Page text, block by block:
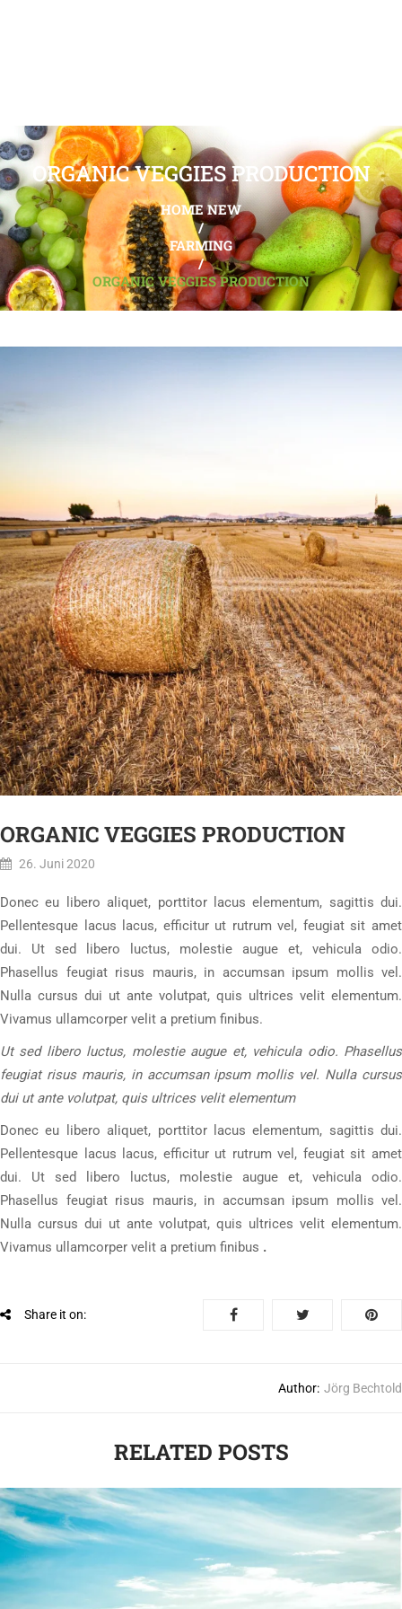
ORGANIC VEGGIES PRODUCTION
HOME NEW
/
FARMING
/
ORGANIC VEGGIES PRODUCTION
ORGANIC VEGGIES PRODUCTION
26. Juni 2020
Donec eu libero aliquet, porttitor lacus elementum, sagittis dui.
Pellentesque lacus lacus, efficitur ut rutrum vel, feugiat sit amet
dui. Ut sed libero luctus, molestie augue et, vehicula odio.
Phasellus feugiat risus mauris, in accumsan ipsum mollis vel.
Nulla cursus dui ut ante volutpat, quis ultrices velit elementum.
Vivamus ullamcorper velit a pretium finibus.
Ut sed libero luctus, molestie augue et, vehicula odio. Phasellus
feugiat risus mauris, in accumsan ipsum mollis vel. Nulla cursus
dui ut ante volutpat, quis ultrices velit elementum
Donec eu libero aliquet, porttitor lacus elementum, sagittis dui.
Pellentesque lacus lacus, efficitur ut rutrum vel, feugiat sit amet
dui. Ut sed libero luctus, molestie augue et, vehicula odio.
Phasellus feugiat risus mauris, in accumsan ipsum mollis vel.
Nulla cursus dui ut ante volutpat, quis ultrices velit elementum.
Vivamus ullamcorper velit a pretium finibus .
Share it on:
Author: Jörg Bechtold
RELATED POSTS